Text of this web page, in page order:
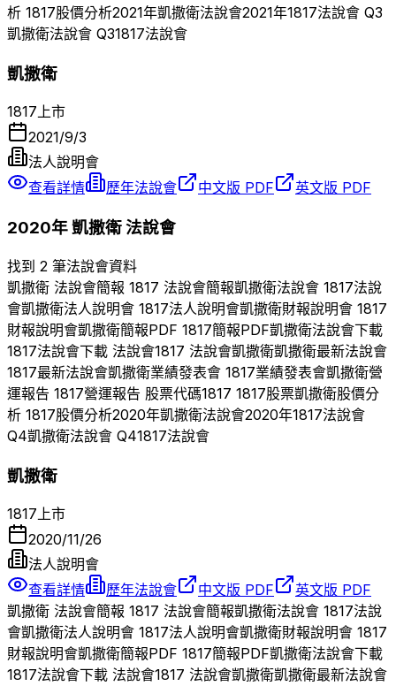
析 1817股價分析2021年凱撒衛法說會2021年1817法說會 Q3
凱撒衛法說會 Q31817法說會
凱撒衛
1817上市
2021/9/3
法人說明會
查看詳情
歷年法說會 中文版 PDF 英文版 PDF
2020年凱撒衛法說會
找到 2 筆法說會資料
凱撒衛 法說會簡報 1817 法說會簡報凱撒衛法說會 1817法說
會凱撒衛法人說明會 1817法人說明會凱撒衛財報說明會 1817
財報說明會凱撒衛簡報PDF 1817簡報PDF凱撒衛法說會下載
1817法說會下載 法說會1817 法說會凱撒衛凱撒衛最新法說會
1817最新法說會凱撒衛業績發表會 1817業績發表會凱撒衛營
運報告 1817營運報告 股票代碼1817 1817股票凱撒衛股價分
析 1817股價分析2020年凱撒衛法說會2020年1817法說會
Q4凱撒衛法說會 Q41817法說會
凱撒衛
1817上市
2020/11/26
法人說明會
查看詳情
歷年法說會 中文版 PDF
英文版 PDF
凱撒衛 法說會簡報 1817 法說會簡報凱撒衛法說會 1817法說
會凱撒衛法人說明會 1817法人說明會凱撒衛財報說明會 1817
財報說明會凱撒衛簡報PDF 1817簡報PDF凱撒衛法說會下載
1817法說會下載 法說會1817 法說會凱撒衛凱撒衛最新法說會